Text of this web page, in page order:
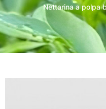
Nettarina a polpa